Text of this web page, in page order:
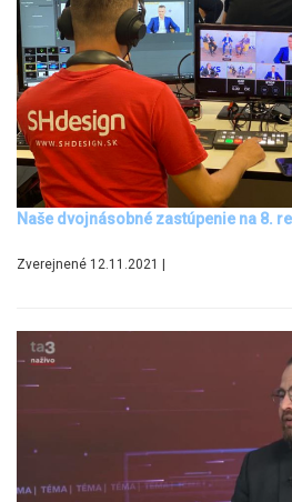
Naše dvojnásobné zastúpenie na 8.
Zverejnené 12.11.2021 |